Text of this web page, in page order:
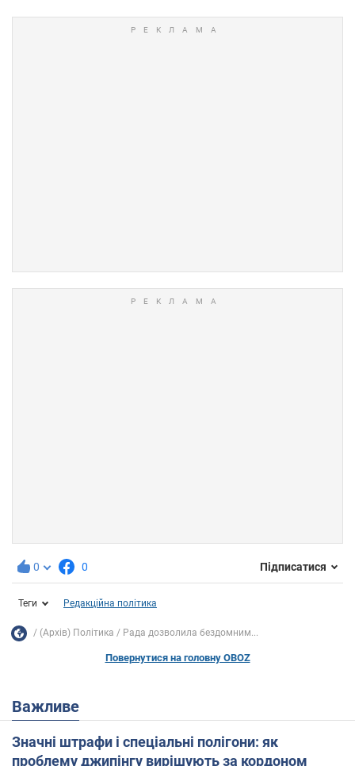
0 0 Підписатися
Теги Редакційна політика
(Архів) Політика Рада дозволила бездомним...
Повернутися на головну OBOZ
Важливе
Значні штрафи і спеціальні полігони: як
проблему джипінгу вирішують за кордоном